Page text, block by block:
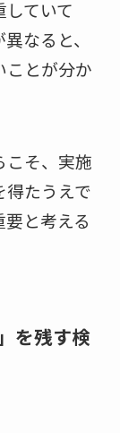
ていて
なると、
ことが分か
こそ、実施
たうえで
と考える
を残す検